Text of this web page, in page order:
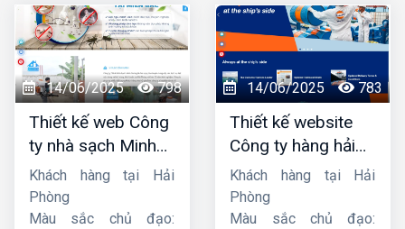
14/06/2025 798
Thiết kế web Công
ty nhà sạch Minh
Dương
Khách hàng tại Hải
Phòng
Màu sắc chủ đạo:
14/06/2025 783
Thiết kế website
Công ty hàng hải
liên minh
Khách hàng tại Hải
Phòng
Màu sắc chủ đạo: